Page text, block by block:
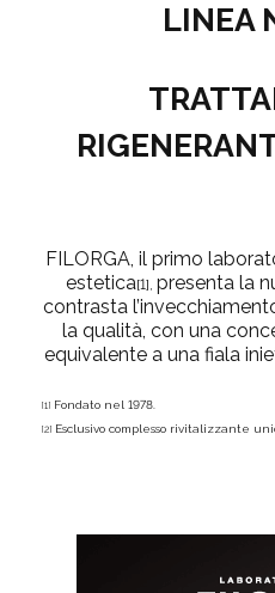
LINEA
FILORGA, il primo
estetica[1], presenta la
contrasta
la qualità, con una
equivalente a una fiala
[1] Fondato nel 1978.
[2] Esclusivo complesso rivitalizzante